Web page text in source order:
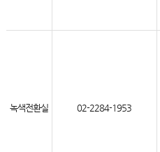
녹색전환실 02-2284-1953